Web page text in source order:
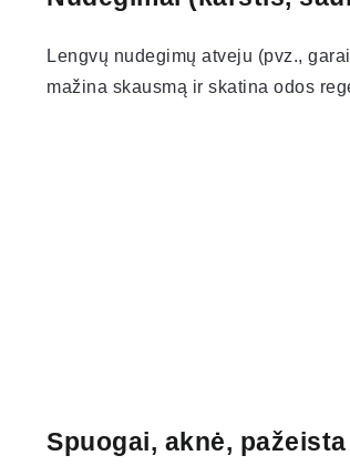
Lengvų nudegimų atveju (pvz.,
mažina skausmą ir skatina odos
Spuogai, aknė,